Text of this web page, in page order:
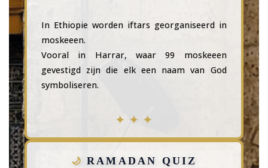
In Ethiopie worden iftars georganiseerd in
moskeeen.
Vooral in Harrar, waar 99 moskeeen
gevestigd zijn die elk een naam van God
symboliseren.
RAMADAN QUIZ